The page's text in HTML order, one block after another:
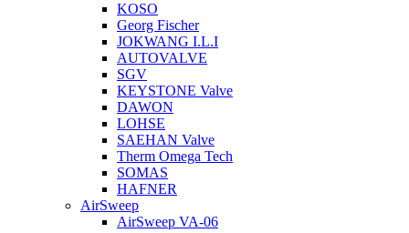
KOSO
Georg Fischer
JOKWANG I.L.I
AUTOVALVE
SGV
KEYSTONE Valve
DAWON
LOHSE
SAEHAN Valve
Therm Omega Tech
SOMAS
HAFNER
AirSweep
AirSweep VA-06